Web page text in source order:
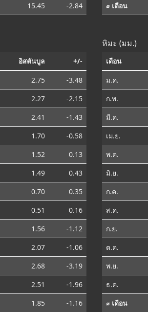
15.45 -2.84
⌀ เดือน
อิสตันบูล +/-
2.75
-3.48
2.27
-2.15
2.41
-1.43
1.70
-0.58
1.52
0.13
1.49
0.43
0.70
0.35
0.51
0.16
1.56
-1.12
2.07
-1.06
2.68
-3.19
2.51
-1.96
1.85 -1.16
หิมะ (มม.)
เดือน
ม.ค.
ก.พ.
มี.ค.
เม.ย.
พ.ค.
มิ.ย.
ก.ค.
ส.ค.
ก.ย.
ต.ค.
พ.ย.
ธ.ค.
⌀ เดือน